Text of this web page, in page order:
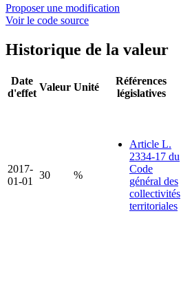
Proposer une modification
Voir le code source
Historique de la valeur
Date
d'effet
Valeur Unité
Références
législatives
2017-
01-01
30 %
Article L.
2334-17 du
Code
général des
collectivités
territoriales